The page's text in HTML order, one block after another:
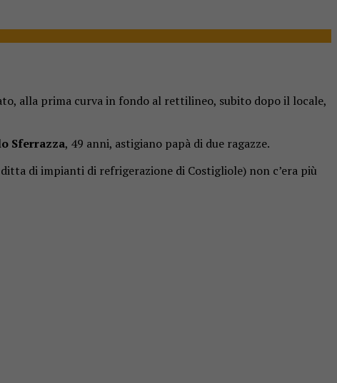
alla prima curva in fondo al rettilineo, subito dopo il locale,
Sferrazza, 49 anni, astigiano papà di due ragazze.
di impianti di refrigerazione di Costigliole) non c’era più